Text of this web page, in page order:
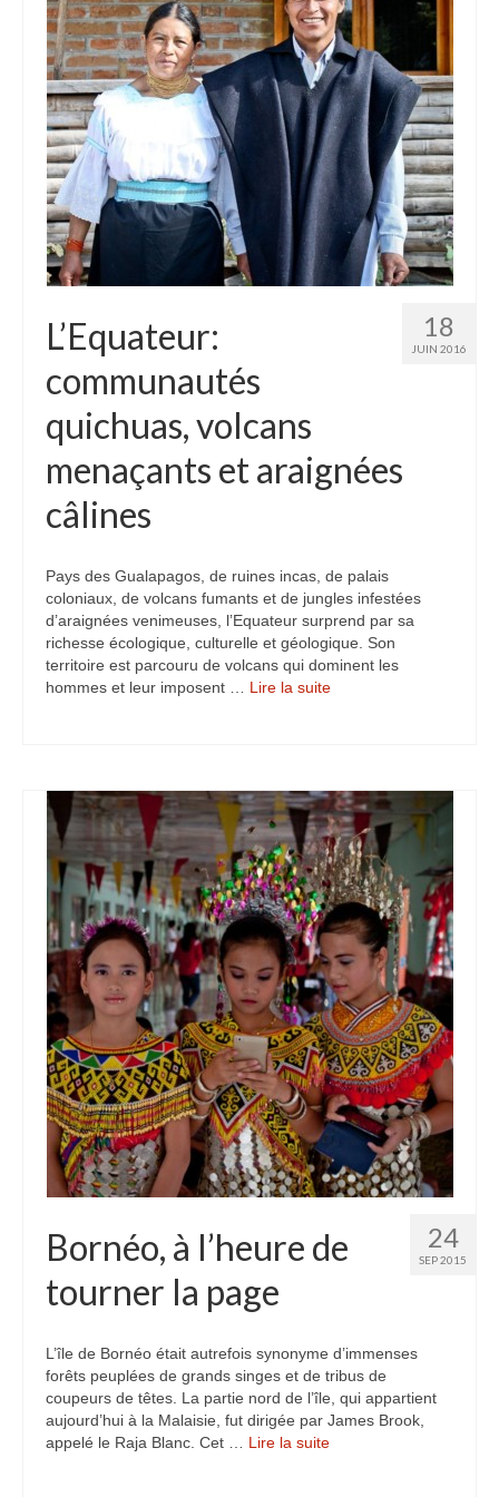
Etats-Unis
Indonésie
Malaisie
Thaïlande
Birmanie
Cambodge
Laos
Chine
Kazakhstan
Kirghizstan
Ouzbekistan
Turkmenistan
Iran
Turquie
Malte
Préparatifs
Bolivie
Cambodge
Cap-vert
Costa-Rica
Guatemala
Inde
Nicaragua
Vietnam
Les coulisses
The Tour du monde
The Team
Contact
Blogs voyage
18
JUIN 2016
L’Equateur:
communautés
quichuas, volcans
menaçants et araignées
câlines
Pays des Gualapagos, de ruines incas, de palais
coloniaux, de volcans fumants et de jungles infestées
d’araignées venimeuses, l’Equateur surprend par sa
richesse écologique, culturelle et géologique. Son
territoire est parcouru de volcans qui dominent les
hommes et leur imposent … Lire la suite­­
24
SEP 2015
Bornéo, à l’heure de
tourner la page
L’île de Bornéo était autrefois synonyme d’immenses
forêts peuplées de grands singes et de tribus de
coupeurs de têtes. La partie nord de l’île, qui appartient
aujourd’hui à la Malaisie, fut dirigée par James Brook,
appelé le Raja Blanc. Cet … Lire la suite­­